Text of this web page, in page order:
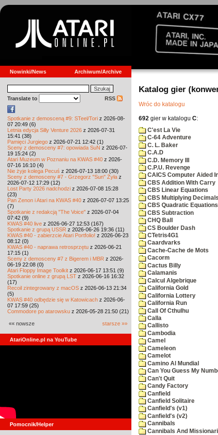
Nowinki/News Archiwum/Archive
Translate to RSS
Spotkanie z demosceną #9: STeel/Tori z 2026-08-
07 20:49 (6)
Letnia edycja Silly Venture 2026 z 2026-07-31
15:41 (38)
Pamięci Jurgiego z 2026-07-21 12:42 (1)
Sceny z demosceny #7: opowiada SuN z 2026-07-
19 15:24 (2)
Atari Muzeum w Poznaniu na KWAS #40 z 2026-
07-16 16:10 (4)
Nie żyje kolega Pecuś z 2026-07-13 18:00 (30)
Sceny z demosceny #7 - Grzegorz "Sun" Żyła z
2026-07-12 17:29 (12)
Lost Party 2026 nadchodzi z 2026-07-08 15:28
(23)
Pan Zenon i Atari na KWAS #40 z 2026-07-07 13:25
(7)
Spotkanie z redakcją "The Voice" z 2026-07-04
07:42 (9)
KWAS #40 live z 2026-06-27 12:53 (167)
Spotkanie z grupą USSR z 2026-06-26 19:36 (11)
KWAS #40 - zabierzcie Atari Portfolio! z 2026-06-23
08:12 (0)
KWAS #40 - naprawa retrosprzętu z 2026-06-21
17:15 (1)
Sceny z demosceny #7 z Bigerem i MBR z 2026-
06-19 22:08 (0)
Atari Floppy Image Toolkit z 2026-06-17 13:51 (9)
Spotkanie online z grupą LST z 2026-06-16 16:32
(17)
Recoil zintegrowany z macOS z 2026-06-13 21:34
(5)
KWAS #40 odbędzie się w Katowicach z 2026-06-
07 17:59 (25)
Commodore po atarowsku z 2026-05-28 21:50 (21)
«« nowsze starsze »»
AtariOnline.pl na YouTube
Pomocnik/Helper
Katalog gier
Wróc do katalogu
692 gier w katalogu C:
C'est La Vie
C-64 Adventure
C. L. Baker
C.A.D
C.D. Memory III
C.P.U. Revenge
CAICS Computer Aided
CBS Addition With Carry
CBS Linear Equations
CBS Multiplying
CBS Quadratic Equations
CBS Subtraction
CHQ Ball
CS Boulder Dash
CTetris4G1
Caardvarks
Cache-Cache de Mots
Cacorm
Cactus Billy
Calamanis
Calcul Algebrique
California Gold
California Lottery
California Run
Call Of Cthulhu
Calla
Callisto
Cambodia
Camel
Cameleon
Camelot
Camino Al Mundial
Can You Guess My
Can't Quit
Candy Factory
Canfield
Canfield Solitaire
Canfield's (v1)
Canfield's (v2)
Cannibals
Cannibals And